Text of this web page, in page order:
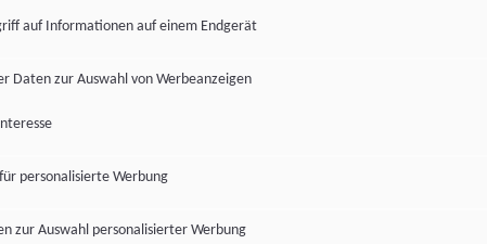
auf Informationen auf einem Endgerät
Daten zur Auswahl von Werbeanzeigen
personalisierte Werbung
zur Auswahl personalisierter Werbung